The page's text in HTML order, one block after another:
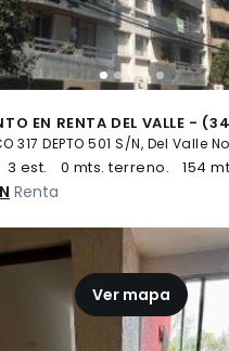
EN RENTA DEL VALLE -
317 DEPTO 501 S/N, Del Valle
3 est. 0 mts. terreno. 154
Renta
Ver mapa